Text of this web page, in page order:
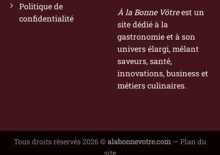
Politique de
confidentialité
À la Bonne Vôtreest un
site dédié à la
gastronomie et à son
univers élargi, mêlant
saveurs, santé,
innovations, business et
métiers culinaires.
Tous droits réservés 2026 © alabonnevotre.com — Plan du
site